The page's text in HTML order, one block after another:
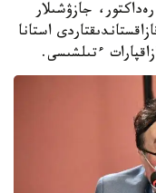
جازۋشىلار
استانا
ءتىلشىسى.